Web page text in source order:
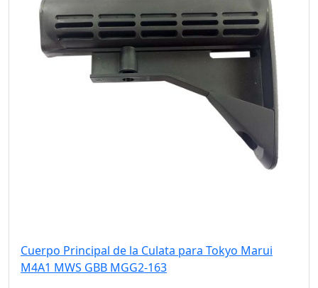
Cuerpo Principal de la Culata para Tokyo Marui
M4A1 MWS GBB MGG2-163